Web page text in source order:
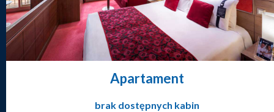
Apartament
brak dostępnych kabin